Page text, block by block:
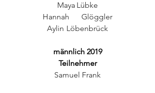
Maya	Lübke
Hannah	Glöggler
Aylin	Löbenbrück
männlich 2019
Teilnehmer
Samuel Frank